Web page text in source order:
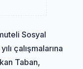
Sosyal
çalışmalarına
Taban,